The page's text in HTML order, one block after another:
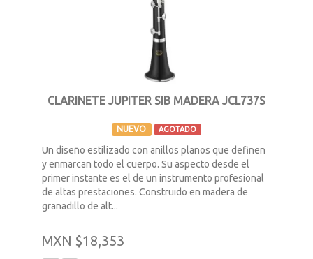
CLARINETE JUPITER SIB MADERA JCL737S
NUEVO AGOTADO
Un diseño estilizado con anillos planos que definen
y enmarcan todo el cuerpo. Su aspecto desde el
primer instante es el de un instrumento profesional
de altas prestaciones. Construido en madera de
granadillo de alt...
MXN $18,353